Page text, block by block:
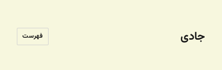
جادی فهرست